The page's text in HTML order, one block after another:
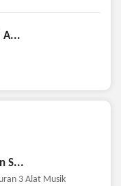
A...
S...
3 Alat Musik